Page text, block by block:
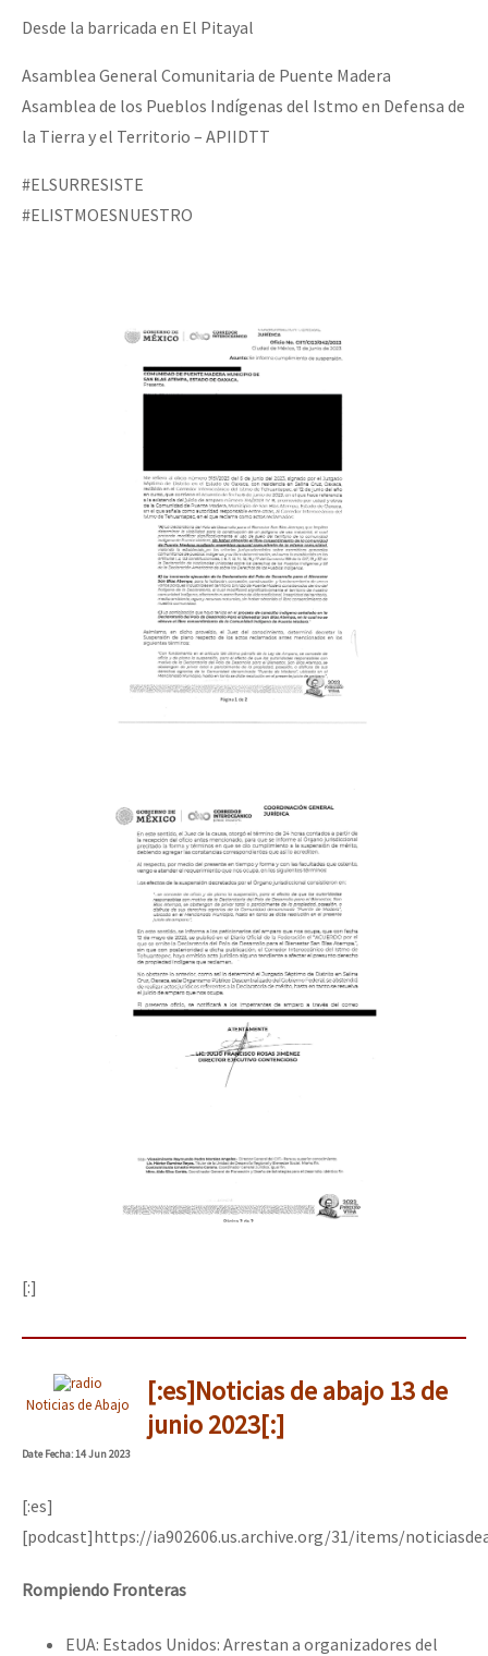
Desde la barricada en El Pitayal
Asamblea General Comunitaria de Puente Madera
Asamblea de los Pueblos Indígenas del Istmo en Defensa de
la Tierra y el Territorio – APIIDTT
#ELSURRESISTE
#ELISTMOESNUESTRO
[:]
Noticias de Abajo
[:es]Noticias de abajo 13 de
junio 2023[:]
DateFecha: 14 Jun 2023
[:es]
[podcast]https://ia902606.us.archive.org/31/items/
Rompiendo Fronteras
EUA: Estados Unidos: Arrestan a organizadores del